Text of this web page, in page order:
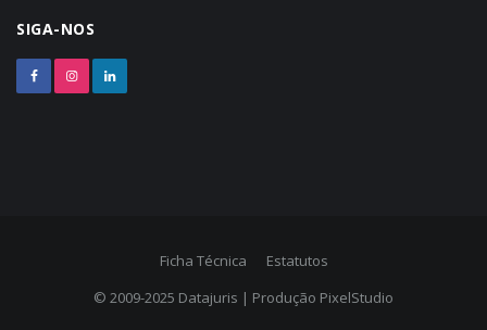
SIGA-NOS
Ficha Técnica
Estatutos
© 2009-2025 Datajuris | Produção PixelStudio